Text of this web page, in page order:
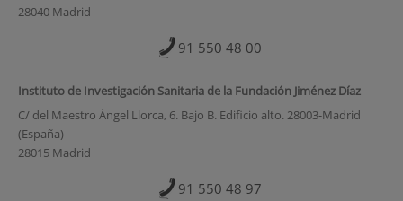
28040 Madrid
91 550 48 00
Instituto de Investigación Sanitaria de la Fundación Jiménez Díaz
C/ del Maestro Ángel Llorca, 6. Bajo B. Edificio alto. 28003-Madrid
(España)
28015 Madrid
91 550 48 97